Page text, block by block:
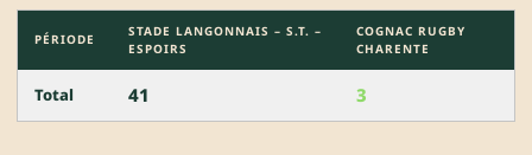
PÉRIODE
STADE LANGONNAIS – S.T. –
ESPOIRS
COGNAC RUGBY
CHARENTE
Total 41 3